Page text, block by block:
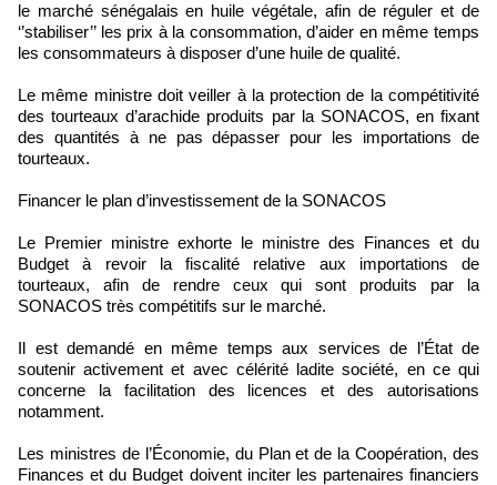
le marché sénégalais en huile végétale, afin de réguler et de
‘’stabiliser’’ les prix à la consommation, d’aider en même temps
les consommateurs à disposer d’une huile de qualité.
Le même ministre doit veiller à la protection de la compétitivité
des tourteaux d’arachide produits par la SONACOS, en fixant
des quantités à ne pas dépasser pour les importations de
tourteaux.
Financer le plan d’investissement de la SONACOS
Le Premier ministre exhorte le ministre des Finances et du
Budget à revoir la fiscalité relative aux importations de
tourteaux, afin de rendre ceux qui sont produits par la
SONACOS très compétitifs sur le marché.
Il est demandé en même temps aux services de l’État de
soutenir activement et avec célérité ladite société, en ce qui
concerne la facilitation des licences et des autorisations
notamment.
Les ministres de l’Économie, du Plan et de la Coopération, des
Finances et du Budget doivent inciter les partenaires financiers